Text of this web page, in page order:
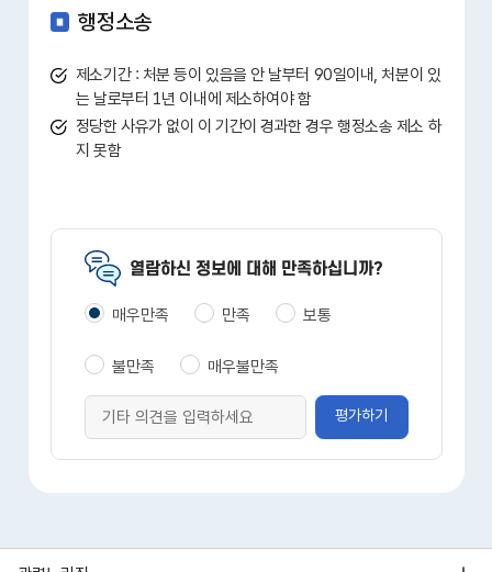
행정소송
제소기간 : 처분 등이 있음을 안 날부터 90일이내, 처분이 있
는 날로부터 1년 이내에 제소하여야 함
정당한 사유가 없이 이 기간이 경과한 경우 행정소송 제소 하
지 못함
열람하신 정보에 대해 만족하십니까?
매우만족 만족 보통
불만족 매우불만족
평가하기